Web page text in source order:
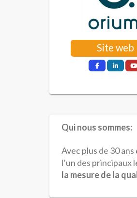
Site web
Qui nous sommes:
Avec plus de 30
l’un des
la mesure de la